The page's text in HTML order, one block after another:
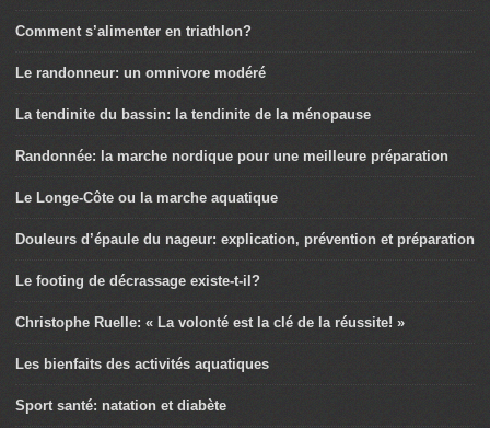
Comment s’alimenter en triathlon?
Le randonneur: un omnivore modéré
La tendinite du bassin: la tendinite de la ménopause
Randonnée: la marche nordique pour une meilleure préparation
Le Longe-Côte ou la marche aquatique
Douleurs d’épaule du nageur: explication, prévention et préparation
Le footing de décrassage existe-t-il?
Christophe Ruelle: « La volonté est la clé de la réussite! »
Les bienfaits des activités aquatiques
Sport santé: natation et diabète